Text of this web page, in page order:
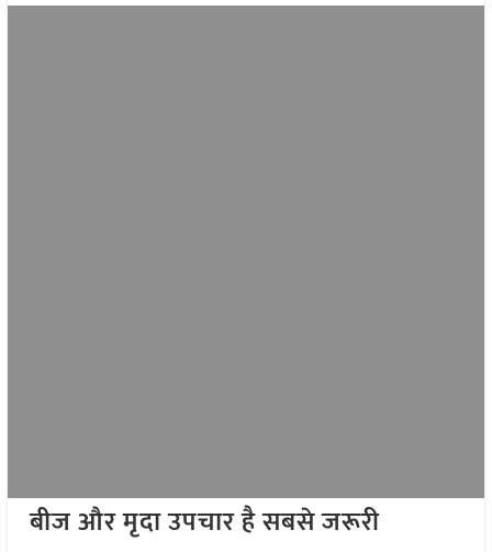
बीज और मृदा उपचार है सबसे जरूरी